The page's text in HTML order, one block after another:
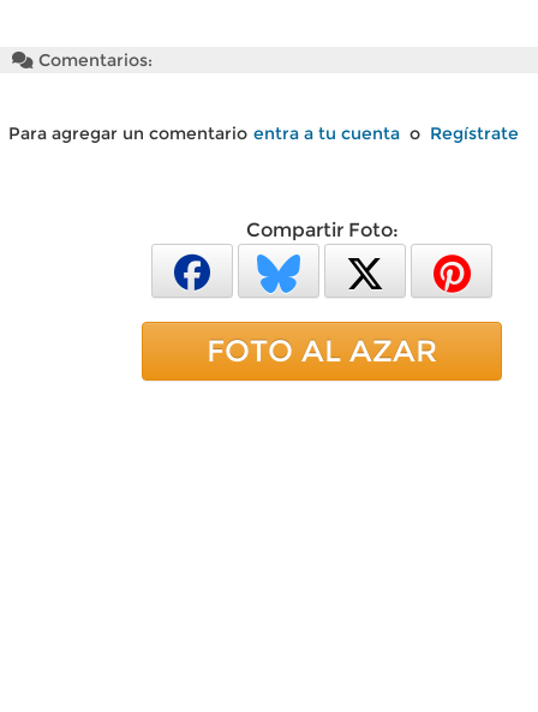
Comentarios:
Para agregar un comentario entra a tu cuenta o Regístrate
Compartir Foto:
FOTO AL AZAR